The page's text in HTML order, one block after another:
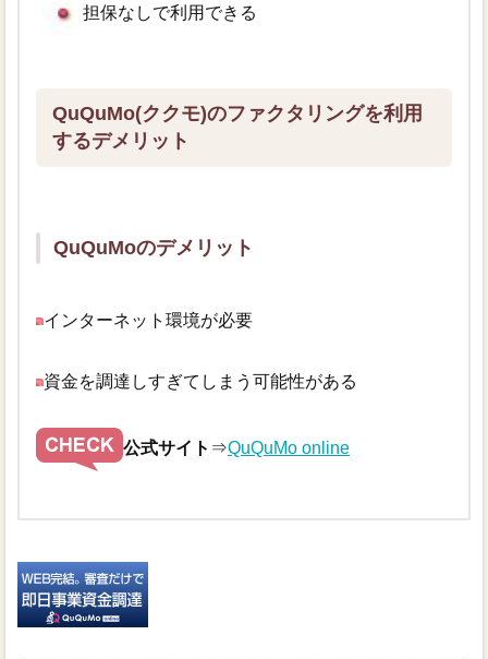
担保なしで利用できる
QuQuMo(ククモ)のファクタリングを利用
するデメリット
QuQuMoのデメリット
インターネット環境が必要
資金を調達しすぎてしまう可能性がある
公式サイト ⇒QuQuMo online